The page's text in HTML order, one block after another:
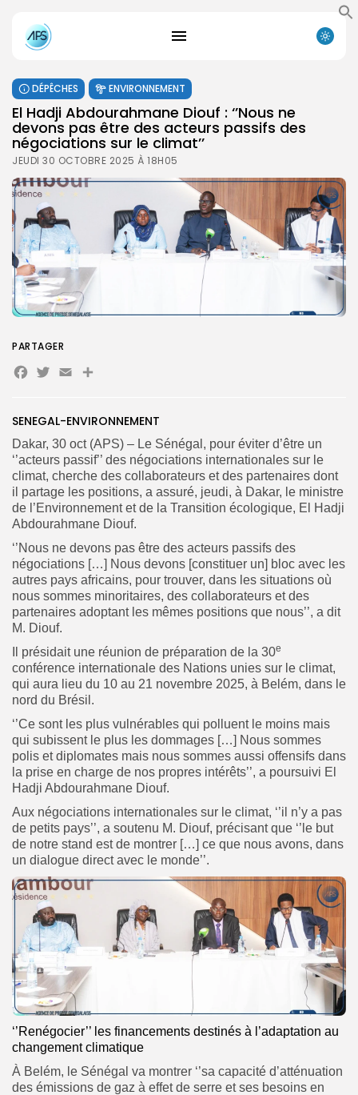
Search
for:
Search
Button
FR
DÉPÊCHES ENVIRONNEMENT
El Hadji Abdourahmane Diouf : ‘’Nous ne
devons pas être des acteurs passifs des
négociations sur le climat’’
JEUDI 30 OCTOBRE 2025 À 18H05
SENEGAL-ENVIRONNEMENT
Dakar, 30 oct (APS) – Le Sénégal, pour éviter d’être un
‘’acteurs passif’’ des négociations internationales sur le
climat, cherche des collaborateurs et des partenaires dont
il partage les positions, a assuré, jeudi, à Dakar, le ministre
de l’Environnement et de la Transition écologique, El Hadji
Abdourahmane Diouf.
‘’Nous ne devons pas être des acteurs passifs des
négociations […] Nous devons [constituer un] bloc avec les
autres pays africains, pour trouver, dans les situations où
nous sommes minoritaires, des collaborateurs et des
partenaires adoptant les mêmes positions que nous’’, a dit
M. Diouf.
Il présidait une réunion de préparation de la 30e
conférence internationale des Nations unies sur le climat,
qui aura lieu du 10 au 21 novembre 2025, à Belém, dans le
nord du Brésil.
‘’Ce sont les plus vulnérables qui polluent le moins mais
qui subissent le plus les dommages […] Nous sommes
polis et diplomates mais nous sommes aussi offensifs dans
la prise en charge de nos propres intérêts’’, a poursuivi El
Hadji Abdourahmane Diouf.
Aux négociations internationales sur le climat, ‘’il n’y a pas
de petits pays’’, a soutenu M. Diouf, précisant que ‘’le but
de notre stand est de montrer […] ce que nous avons, dans
un dialogue direct avec le monde’’.
‘’Renégocier’’ les financements destinés à l’adaptation au
changement climatique
À Belém, le Sénégal va montrer ‘’sa capacité d’atténuation
des émissions de gaz à effet de serre et ses besoins en
PARTAGER
Facebook
Twitter
EmailPartager